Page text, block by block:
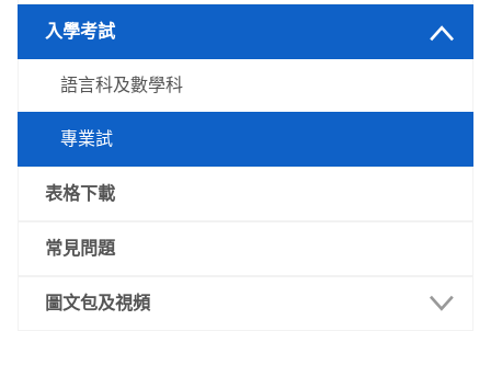
其他地區
入學考試
語言科及數學科
專業試
表格下載
常見問題
圖文包及視頻